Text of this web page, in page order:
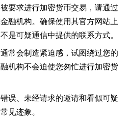
要求进行加密货币交易，请通过
融机构。确保使用其官方网站上
是可疑通信中提供的联系方式。
常会制造紧迫感，试图绕过您的
机构不会迫使您匆忙进行加密货
误、未经请求的邀请和看似可疑
见迹象。